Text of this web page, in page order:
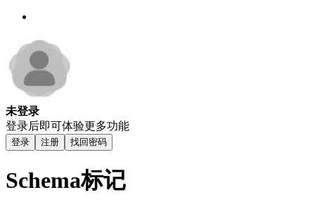
未登录
登录后即可体验更多功能
登录 注册 找回密码
Schema标记